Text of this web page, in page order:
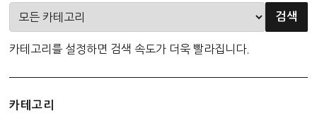
카테고리를 설정하면 검색 속도가 더욱 빨라집니다.
카테고리